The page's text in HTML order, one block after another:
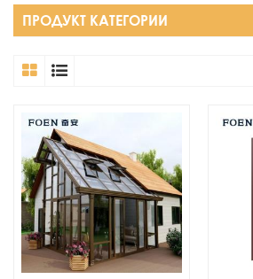
ПРОДУКТ КАТЕГОРИИ